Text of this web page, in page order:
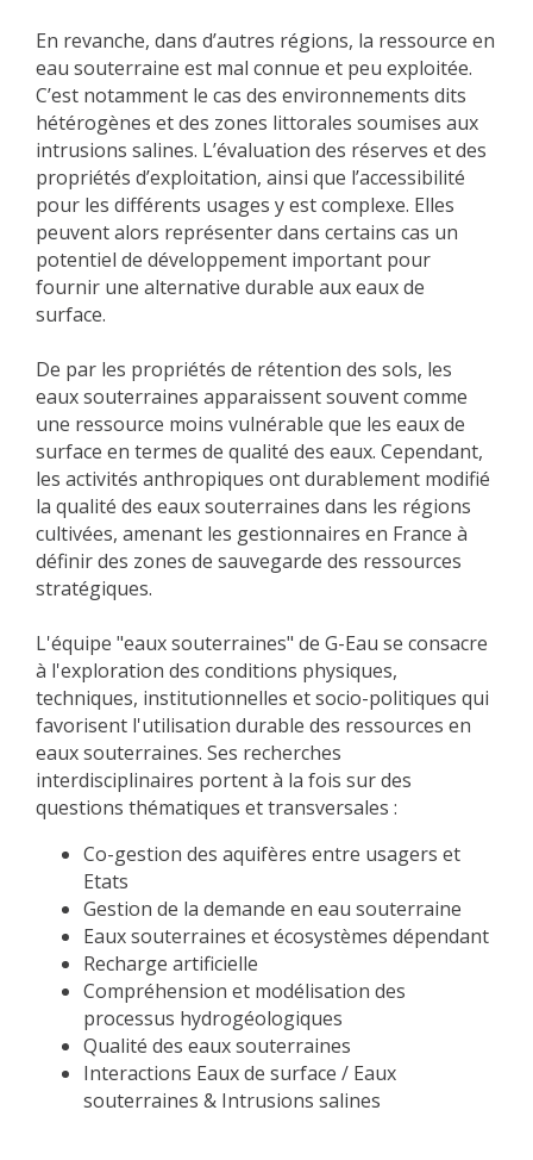
En revanche, dans d’autres régions, la ressource en
eau souterraine est mal connue et peu exploitée.
C’est notamment le cas des environnements dits
hétérogènes et des zones littorales soumises aux
intrusions salines. L’évaluation des réserves et des
propriétés d’exploitation, ainsi que l’accessibilité
pour les différents usages y est complexe. Elles
peuvent alors représenter dans certains cas un
potentiel de développement important pour
fournir une alternative durable aux eaux de
surface.
De par les propriétés de rétention des sols, les
eaux souterraines apparaissent souvent comme
une ressource moins vulnérable que les eaux de
surface en termes de qualité des eaux. Cependant,
les activités anthropiques ont durablement modifié
la qualité des eaux souterraines dans les régions
cultivées, amenant les gestionnaires en France à
définir des zones de sauvegarde des ressources
stratégiques.
L'équipe "eaux souterraines" de G-Eau se consacre
à l'exploration des conditions physiques,
techniques, institutionnelles et socio-politiques qui
favorisent l'utilisation durable des ressources en
eaux souterraines. Ses recherches
interdisciplinaires portent à la fois sur des
questions thématiques et transversales :
Co-gestion des aquifères entre usagers et
Etats
Gestion de la demande en eau souterraine
Eaux souterraines et écosystèmes dépendant
Recharge artificielle
Compréhension et modélisation des
processus hydrogéologiques
Qualité des eaux souterraines
Interactions Eaux de surface / Eaux
souterraines & Intrusions salines